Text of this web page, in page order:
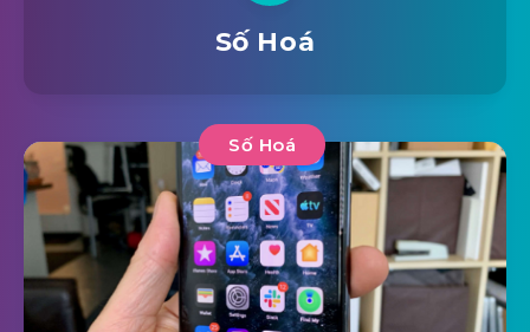
Số Hoá
Số Hoá